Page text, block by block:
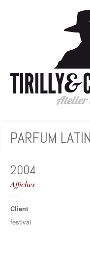
PARFUM
2004
Affiches
Client
festival